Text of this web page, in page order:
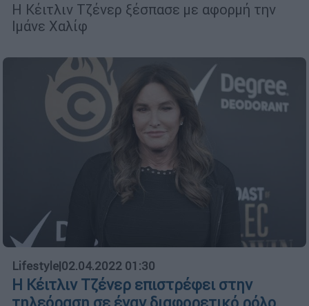
Η Κέιτλιν Τζένερ ξέσπασε με αφορμή την
Ιμάνε Χαλίφ
Lifestyle|02.04.2022 01:30
Η Κέιτλιν Τζένερ επιστρέφει στην